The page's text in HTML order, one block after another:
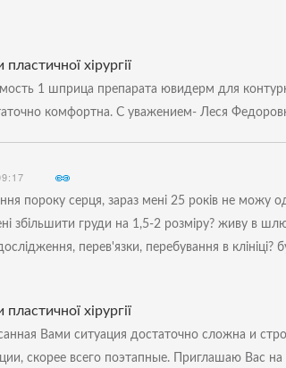
хірургії
1 шприца препарата ювидерм для
комфортна. С уважением- Леся
пороку серця, зараз мені 25 років не можу
збільшити груди на 1,5-2 розміру? живу в
перев'язки, перебування в клініці?
хірургії
Вами ситуация достаточно сложна и
скорее всего поэтапные. Приглашаю Вас